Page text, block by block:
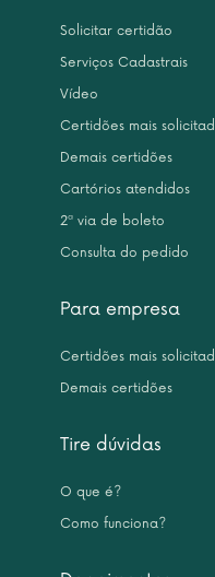
Solicitar certidão
Serviços Cadastrais
Vídeo
Certidões mais
Demais certidões
Cartórios atendidos
2ª via de boleto
Consulta do pedido
Para empresa
Certidões mais
Demais certidões
Tire dúvidas
O que é?
Como funciona?